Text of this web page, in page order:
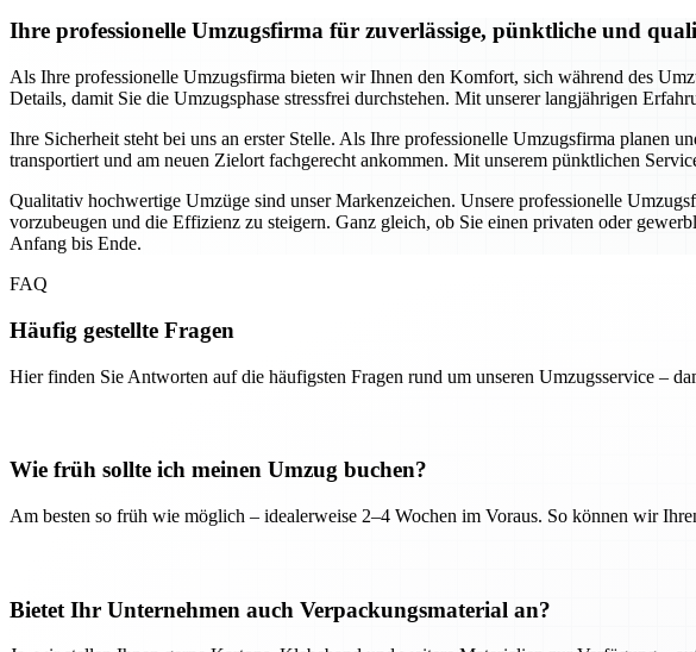
Ihre professionelle Umzugsfirma für zuverlässige, pünktliche und
Als Ihre professionelle Umzugsfirma bieten wir Ihnen den Komfort, sich während des
Details, damit Sie die Umzugsphase stressfrei durchstehen. Mit unserer langjährigen
Ihre Sicherheit steht bei uns an erster Stelle. Als Ihre professionelle Umzugsfirma planen
transportiert und am neuen Zielort fachgerecht ankommen. Mit unserem pünktlichen
Qualitativ hochwertige Umzüge sind unser Markenzeichen. Unsere professionelle
vorzubeugen und die Effizienz zu steigern. Ganz gleich, ob Sie einen privaten oder
Anfang bis Ende.
FAQ
Häufig gestellte Fragen
Hier finden Sie Antworten auf die häufigsten Fragen rund um unseren Umzugsservice –
Wie früh sollte ich meinen Umzug buchen?
Am besten so früh wie möglich – idealerweise 2–4 Wochen im Voraus. So können wir
Bietet Ihr Unternehmen auch Verpackungsmaterial an?